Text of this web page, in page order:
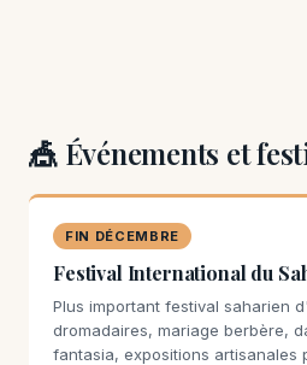
🎪 Événements et
FIN DÉCEMBRE
Festival International du
Plus important festival saharien
dromadaires, mariage berbère,
fantasia, expositions artisanales